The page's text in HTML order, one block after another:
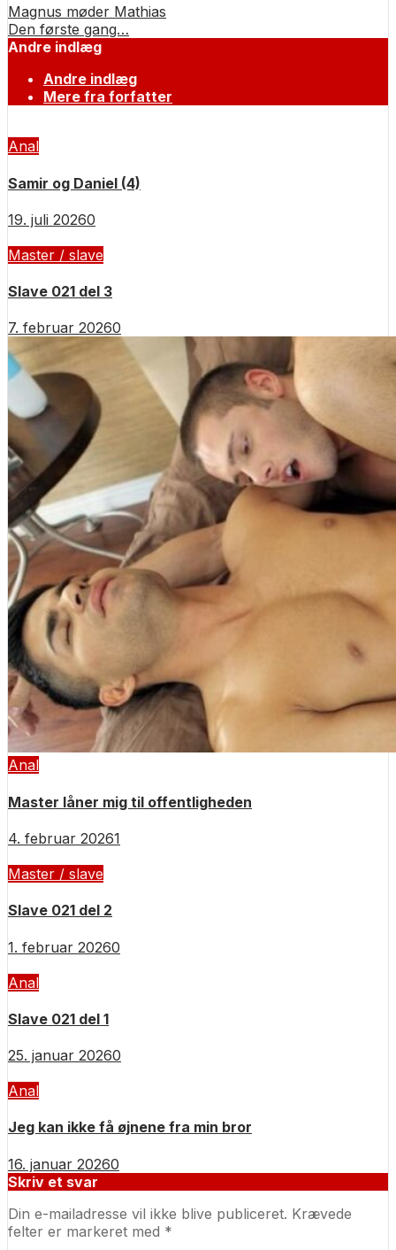
Magnus møder Mathias
Den første gang…
Andre indlæg
Andre indlæg
Mere fra forfatter
Anal
Samir og Daniel (4)
19. juli 20260
Master / slave
Slave 021 del 3
7. februar 20260
Anal
Master låner mig til offentligheden
4. februar 20261
Master / slave
Slave 021 del 2
1. februar 20260
Anal
Slave 021 del 1
25. januar 20260
Anal
Jeg kan ikke få øjnene fra min bror
16. januar 20260
Skriv et svar
Din e-mailadresse vil ikke blive publiceret. Krævede
felter er markeret med *